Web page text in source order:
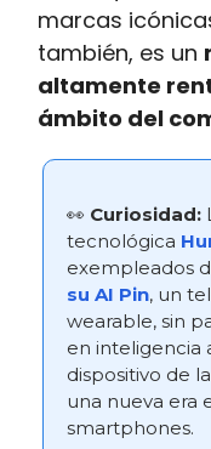
marcas
también, es un
altamente
ámbito del
👀 Curiosidad:
tecnológica
exempleados
su AI Pin, un
wearable, sin
en inteligencia
dispositivo de
una nueva era
smartphones.